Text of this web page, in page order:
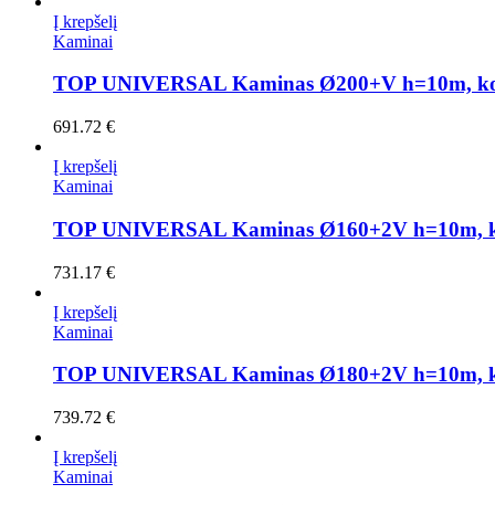
Į krepšelį
Kaminai
TOP UNIVERSAL Kaminas Ø200+V h=10m,
691.72 €
Į krepšelį
Kaminai
TOP UNIVERSAL Kaminas Ø160+2V h=10m,
731.17 €
Į krepšelį
Kaminai
TOP UNIVERSAL Kaminas Ø180+2V h=10m,
739.72 €
Į krepšelį
Kaminai